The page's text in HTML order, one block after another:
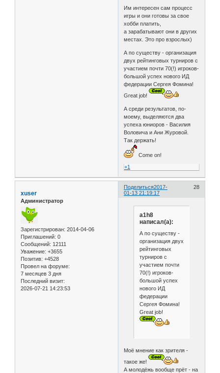
Им интересен сам процесс
игры и они готовы за свое
хобби платить,
а зарабатывают они в других
местах. Это про взрослых)
А по существу - организация
двух рейтинговых турниров с
участием почти 70(!) игроков-
большой успех нового ИД
федерации Сергея Фомина!
Great job!
А среди результатов, по-
моему, выделяются два
успеха юниоров - Василия
Воловича и Ани Журовой.
Так держать!
Come on!
+1
Поделиться 28
2017-
01-13 21:19:17
xuser
Администратор
Зарегистрирован: 2014-04-06
Приглашений: 0
Сообщений: 12111
Уважение: +3655
Позитив: +4528
Провел на форуме:
7 месяцев 3 дня
Последний визит:
2026-07-21 14:23:53
a1h8
написал(а):
А по существу -
организация двух
рейтинговых
турниров с
участием почти
70(!) игроков-
большой успех
нового ИД
федерации
Сергея Фомина!
Great job!
Моё мнение как зрителя -
такое же!
А молодёжь вообще прёт - на